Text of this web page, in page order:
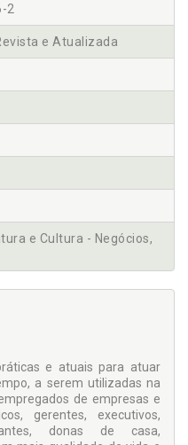
2
e Atualizada
e Cultura - Negócios,
e atuais para atuar
a serem utilizadas na
de empresas e
gerentes, executivos,
donas de casa,